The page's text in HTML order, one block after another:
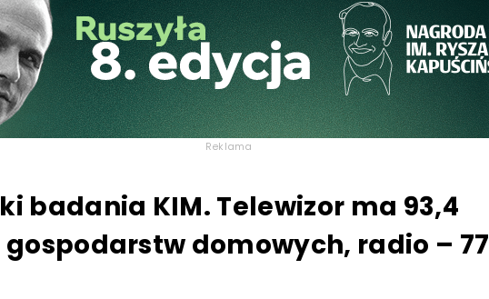
Reklama
badania KIM. Telewizor ma 93,4
gospodarstw domowych, radio – 77